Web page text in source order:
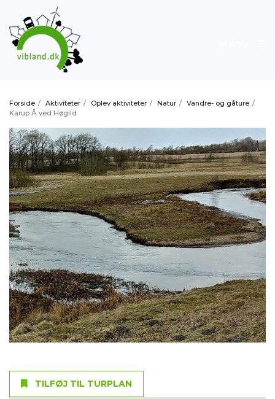
Forside / Aktiviteter / Oplev aktiviteter / Natur / Vandre- og gåture /
Karup Å ved Høgild
TILFØJ TIL TURPLAN